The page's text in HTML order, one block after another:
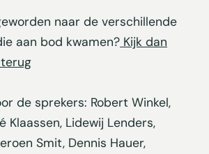
naar de verschillende
aan bod kwamen? Kijk dan
de sprekers: Robert Winkel,
Klaassen, Lidewij Lenders,
Smit, Dennis Hauer,